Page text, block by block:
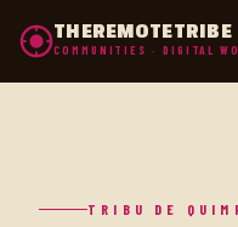
THEREMOTETRIBE
COMMUNITIES · DIGITAL
TRIBU DE